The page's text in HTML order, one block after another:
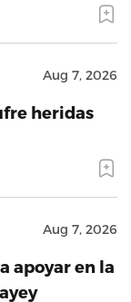
Aug 7, 2026
heridas
Aug 7, 2026
apoyar en la